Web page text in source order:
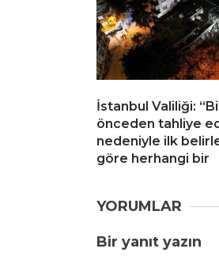
İstanbul Valiliği:
önceden tahliye
nedeniyle ilk
göre herhangi bir
YORUMLAR
Bir yanıt yazın